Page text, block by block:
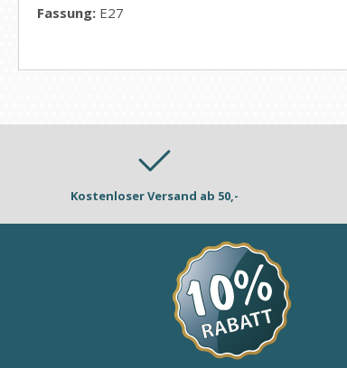
Fassung: E27
Kostenloser Versand ab 50,-